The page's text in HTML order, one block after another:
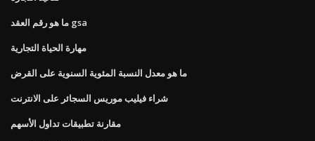
ما هو رقم العقد gsa
مهارة الحياة التجارية
ما هو معدل النسبة المئوية السنوية على القرض
شراء فيليب موريس السجائر على الانترنت
مقارنة تطبيقات تداول الأسهم